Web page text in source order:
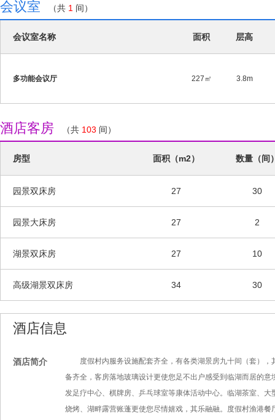
会议室 （共 1 间）
会议室名称 面积 层高
多功能会议厅 227㎡ 3.8m
酒店客房 （共 103 间）
房型 面积（m2） 数量（间
园景双床房 27 30
园景大床房 27 2
湖景双床房 27 10
高级湖景双床房 34 30
酒店信息
酒店简介
度假村内服务设施配套齐全，有各类湖景房九十间（套），
备齐全，客房落地玻璃设计更使您足不出户感受到临湖而居
发足疗中心、棋牌房、乒乓球室等康体活动中心。临湖茶室、
烧烤、湖畔露营账蓬更使您尽情嬉戏，其乐融融。度假村渔港